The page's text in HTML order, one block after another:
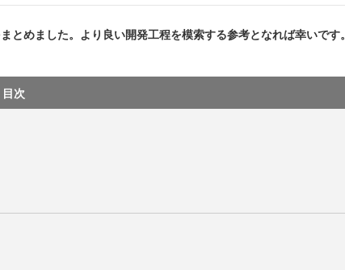
めました。より良い開発工程を模索する参考となれば幸いです。
目次